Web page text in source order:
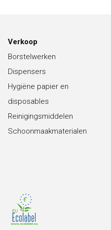
Verkoop
Borstelwerken
Dispensers
Hygiëne papier en
disposables
Reinigingsmiddelen
Schoonmaakmaterialen